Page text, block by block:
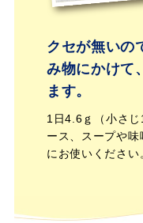
クセが無いの
み物にかけて、
ます。
1日4.6ｇ（小さじ
ース、スープや
にお使いください